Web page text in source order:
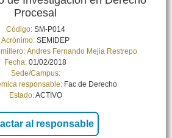
Procesal
Código:SM-P014
Acrónimo: SEMIDEP
Andres Fernando Mejia Restrepo
Fecha: 01/02/2018
Sede/Campus:
responsable:Fac de Derecho
Estado:ACTIVO